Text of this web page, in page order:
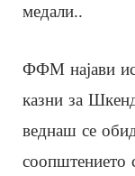
медали..
ФФМ најави
казни за
веднаш се
соопштението